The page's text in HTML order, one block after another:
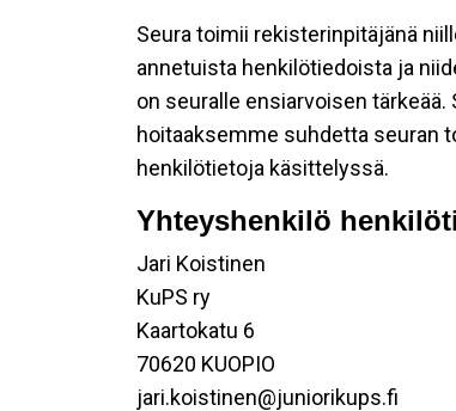
Seura toimii rekisterinpitäjänä
annetuista henkilötiedoista ja
on seuralle ensiarvoisen
hoitaaksemme suhdetta seuran
henkilötietoja käsittelyssä.
Yhteyshenkilö
Jari Koistinen
KuPS ry
Kaartokatu 6
70620 KUOPIO
jari.koistinen@juniorikups.fi